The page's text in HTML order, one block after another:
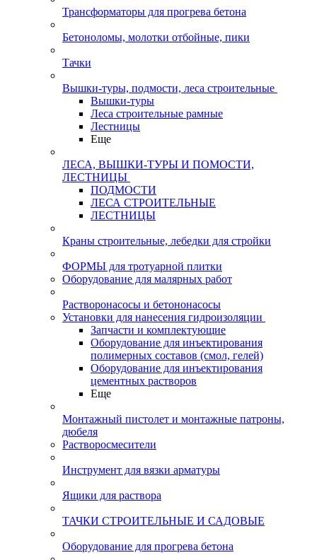
Трансформаторы для прогрева бетона
Бетоноломы, молотки отбойные, пики
Тачки
Вышки-туры, подмости, леса строительные
Вышки-туры
Леса строительные рамные
Лестницы
Еще
ЛЕСА, ВЫШКИ-ТУРЫ И ПОМОСТИ,
ЛЕСТНИЦЫ
ПОДМОСТИ
ЛЕСА СТРОИТЕЛЬНЫЕ
ЛЕСТНИЦЫ
Краны строительные, лебедки для стройки
ФОРМЫ для тротуарной плитки
Оборудование для малярных работ
Растворонасосы и бетононасосы
Установки для нанесения гидроизоляции
Запчасти и комплектующие
Оборудование для инъектирования
полимерных составов (смол, гелей)
Оборудование для инъектирования
цементных растворов
Еще
Монтажный пистолет и монтажные патроны,
дюбеля
Растворосмесители
Инструмент для вязки арматуры
Ящики для раствора
ТАЧКИ СТРОИТЕЛЬНЫЕ И САДОВЫЕ
Оборудование для прогрева бетона